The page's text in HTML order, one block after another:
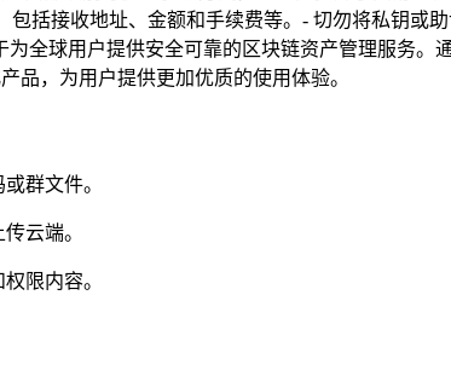
括接收地址、金额和手续费等。- 切勿将私钥或
全球用户提供安全可靠的区块链资产管理服务
品，为用户提供更加优质的使用体验。
群文件。
云端。
限内容。